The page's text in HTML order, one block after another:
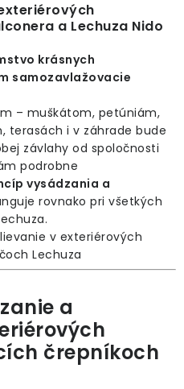
a Lechuza Nido
krásnych
samozavlažovacie
– muškátom, petúniám,
terasách i v záhrade bude
závlahy od spoločnosti
podrobne
vysádzania a
rovnako pri všetkých
a
črepníkoch